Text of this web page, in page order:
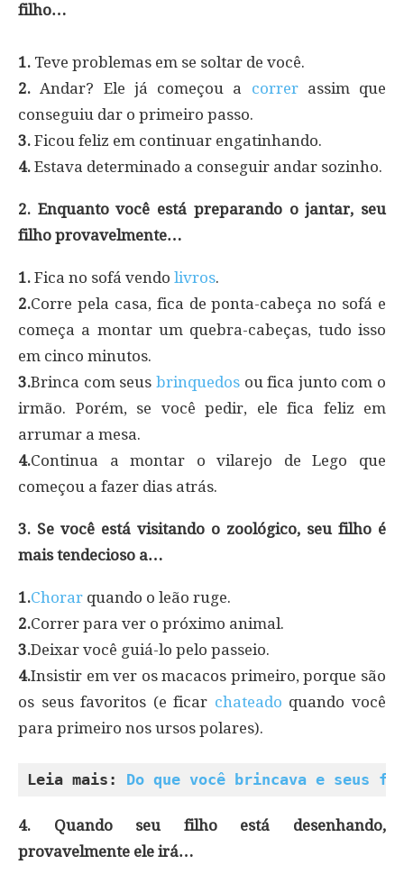
filho…
1. Teve problemas em se soltar de você.
2. Andar? Ele já começou a correrassim que
conseguiu dar o primeiro passo.
3. Ficou feliz em continuar engatinhando.
4. Estava determinado a conseguir andar sozinho.
2. Enquanto você está preparando o jantar, seu
filho provavelmente…
1. Fica no sofá vendo livros.
2.Corre pela casa, fica de ponta-cabeça no sofá e
começa a montar um quebra-cabeças, tudo isso
em cinco minutos.
3.Brinca com seus brinquedosou fica junto com o
irmão. Porém, se você pedir, ele fica feliz em
arrumar a mesa.
4.Continua a montar o vilarejo de Lego que
começou a fazer dias atrás.
3. Se você está visitando o zoológico, seu filho é
mais tendecioso a…
1.Chorar quando o leão ruge.
2.Correr para ver o próximo animal.
3.Deixar você guiá-lo pelo passeio.
4.Insistir em ver os macacos primeiro, porque são
os seus favoritos (e ficar chateado quando você
para primeiro nos ursos polares).
Leia mais: Do que você brincava e seus
4. Quando seu filho está desenhando,
provavelmente ele irá…